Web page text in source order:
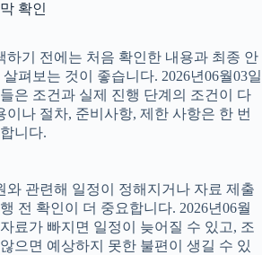
확인
하기 전에는 처음 확인한 내용과 최종 안
펴보는 것이 좋습니다. 2026년06월03일
은 조건과 실제 진행 단계의 조건이 다
이나 절차, 준비사항, 제한 사항은 한 번
니다.
와 관련해 일정이 정해지거나 자료 제출
전 확인이 더 중요합니다. 2026년06월
료가 빠지면 일정이 늦어질 수 있고, 조
으면 예상하지 못한 불편이 생길 수 있